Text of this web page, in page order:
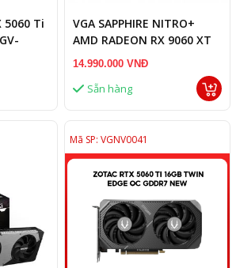
5060 Ti
VGA SAPPHIRE NITRO+
AMD RADEON RX 9060 XT
GAMING OC 16GB
14.990.000 VNĐ
Sẵn hàng
Mã SP: VGNV0041